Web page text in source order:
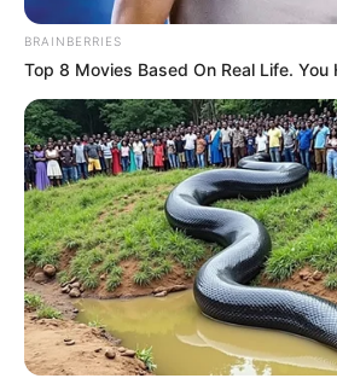
BRAINBERRIES
Top 8 Movies Based On Real Life. You